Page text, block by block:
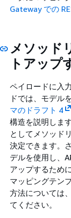
Gateway での
メソッド
トアップ
ペイロードに入
ドでは、モデル
マのドラフト 4
構造を説明しま
としてメソッド
決定できます。
デルを使用し、
アップするため
マッピングテン
方法については
てください。